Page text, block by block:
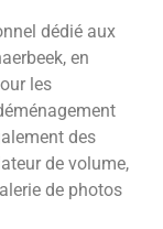
dédié aux
en
les
des
de volume,
de photos